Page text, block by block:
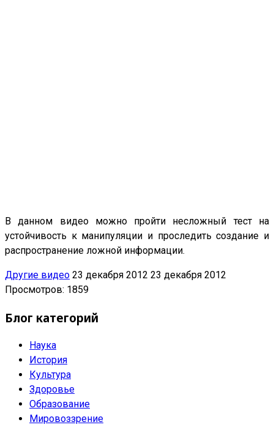
В данном видео можно пройти несложный тест на
устойчивость к манипуляции и проследить создание и
распространение ложной информации.
Другие видео 23 декабря 2012 23 декабря 2012
Просмотров: 1859
Блог категорий
Наука
История
Культура
Здоровье
Образование
Мировоззрение